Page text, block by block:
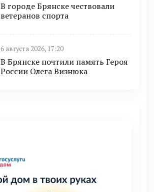
В городе Брянске чествовали
ветеранов спорта
6 августа 2026, 17:20
В Брянске почтили память Героя
России Олега Визнюка